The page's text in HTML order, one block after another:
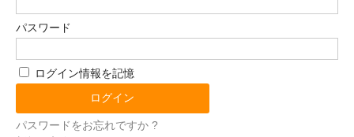
パスワード
ログイン情報を記憶
パスワードをお忘れですか ?